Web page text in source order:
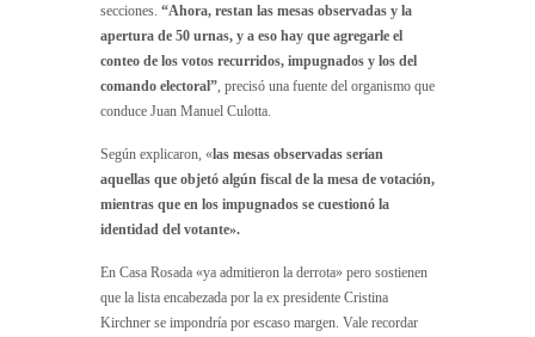
secciones. “Ahora, restan las mesas observadas y la
apertura de 50 urnas, y a eso hay que agregarle el
conteo de los votos recurridos, impugnados y los del
comando electoral” , precisó una fuente del organismo que
conduce Juan Manuel Culotta.
Según explicaron, «las mesas observadas serían
aquellas que objetó algún fiscal de la mesa de votación,
mientras que en los impugnados se cuestionó la
identidad del votante».
En Casa Rosada «ya admitieron la derrota» pero sostienen
que la lista encabezada por la ex presidente Cristina
Kirchner se impondría por escaso margen. Vale recordar